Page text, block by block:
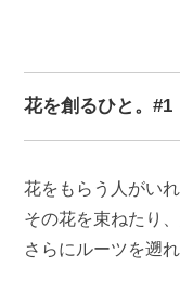
花を創るひと。#1
花をもらう人がい
その花を束ねたり
さらにルーツを遡